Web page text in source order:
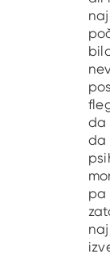
da
da
pa